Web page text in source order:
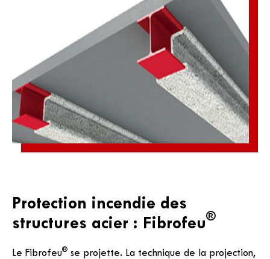
Protection incendie des
structures acier : Fibrofeu®
Le Fibrofeu® se projette. La technique de la projection,